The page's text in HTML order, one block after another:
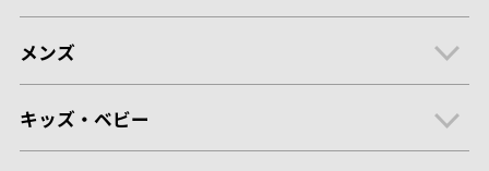
メンズ
キッズ・ベビー